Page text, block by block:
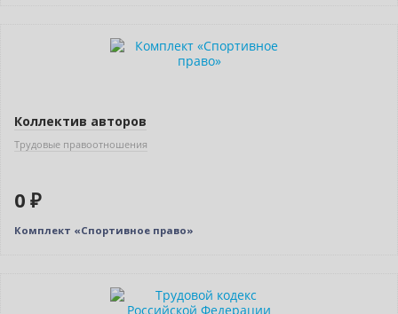
Коллектив авторов
Трудовые правоотношения
0 ₽
Комплект «Спортивное право»